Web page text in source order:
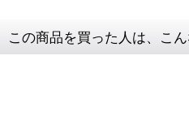
この商品を買った人は、こ